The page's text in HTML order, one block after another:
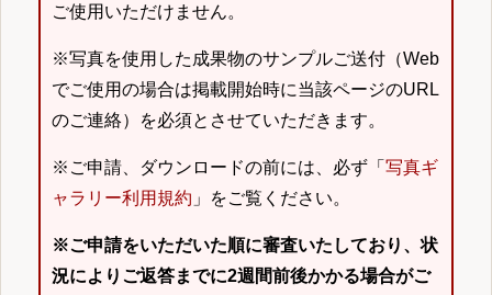
ご使用いただけません。
※写真を使用した成果物のサンプルご送付（Web
でご使用の場合は掲載開始時に当該ページのURL
のご連絡）を必須とさせていただきます。
※ご申請、ダウンロードの前には、必ず「 写真ギ
ャラリー利用規約 」をご覧ください。
※ご申請をいただいた順に審査いたしており、状
況によりご返答までに2週間前後かかる場合がご